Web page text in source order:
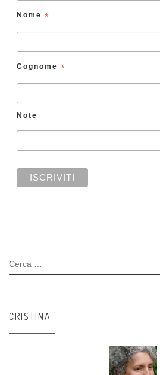
Nome *
Cognome *
Note
CERCA
CRISTINA